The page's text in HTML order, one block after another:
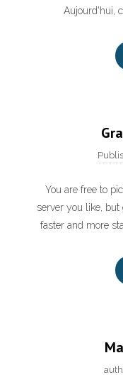
Aujourd'hui,
You are free to
server you like,
faster and more